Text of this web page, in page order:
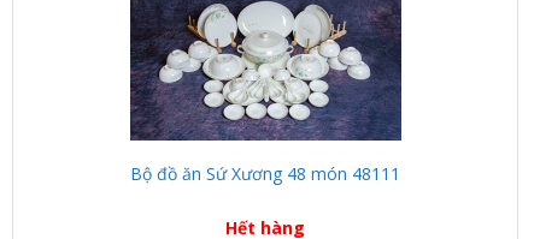
Bộ đồ ăn Sứ Xương 48 món 48111
Hết hàng